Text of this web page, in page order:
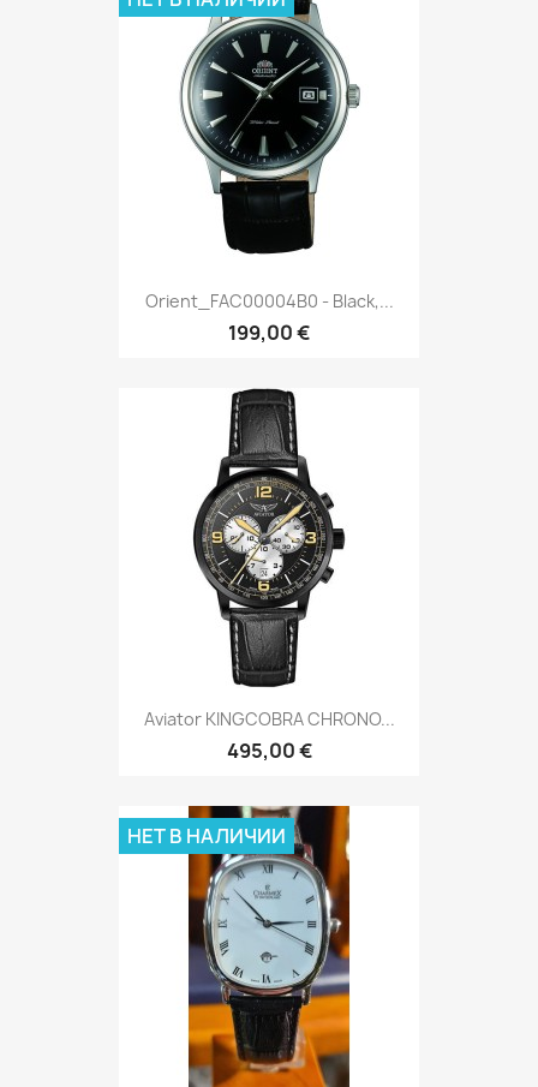
Orient_FAC00004B0 - Black,...
199,00 €
Aviator KINGCOBRA CHRONO...
495,00 €
НЕТ В НАЛИЧИИ